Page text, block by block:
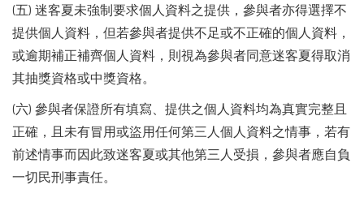
(五) 迷客夏未強制要求個人資料之提供，參與者亦得選擇不
提供個人資料，但若參與者提供不足或不正確的個人資料，
或逾期補正補齊個人資料，則視為參與者同意迷客夏得取消
其抽獎資格或中獎資格。
(六) 參與者保證所有填寫、提供之個人資料均為真實完整且
正確，且未有冒用或盜用任何第三人個人資料之情事，若有
前述情事而因此致迷客夏或其他第三人受損，參與者應自負
一切民刑事責任。